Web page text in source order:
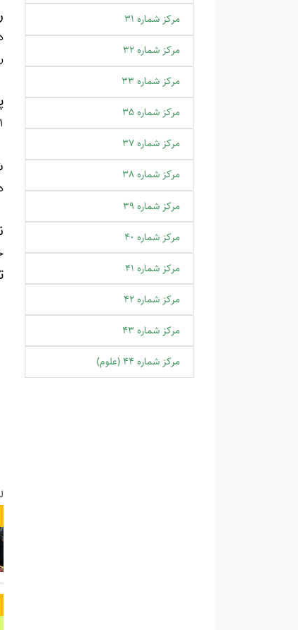
مرکز شماره 31
مرکز شماره 32
مرکز شماره 33
مرکز شماره 35
مرکز شماره 37
مرکز شماره 38
مرکز شماره 39
مرکز شماره 40
مرکز شماره 41
مرکز شماره 42
مرکز شماره 43
مرکز شماره 44 (علوم)
1 نفرمربی مسئول مرکز، 2 نفر مربی فرهنگی ،3 نیروی هنری،1 نفر نیروی خدمات